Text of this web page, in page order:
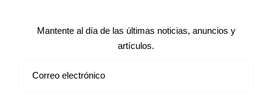
Mantente al día de las últimas noticias, anuncios y
artículos.